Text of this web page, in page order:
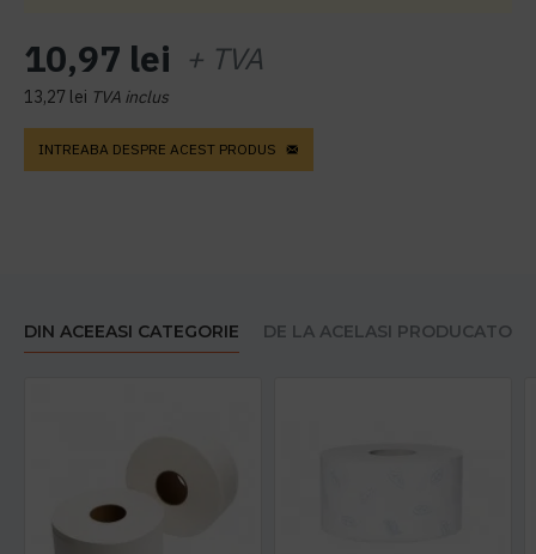
10,97 lei + TVA
13,27 lei TVA inclus
INTREABA DESPRE ACEST PRODUS
DIN ACEEASI CATEGORIE DE LA ACELASI PRODUCATOR